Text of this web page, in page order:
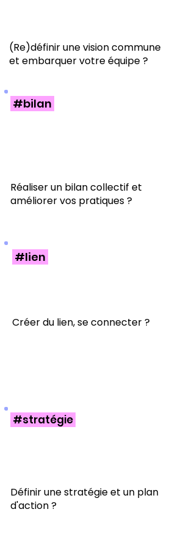
(Re)définir une vision commune
et embarquer votre équipe ?
#bilan
Réaliser un bilan collectif et
améliorer vos pratiques ?
#lien
Créer du lien, se connecter ?
#stratégie
Définir une stratégie et un plan
d'action ?